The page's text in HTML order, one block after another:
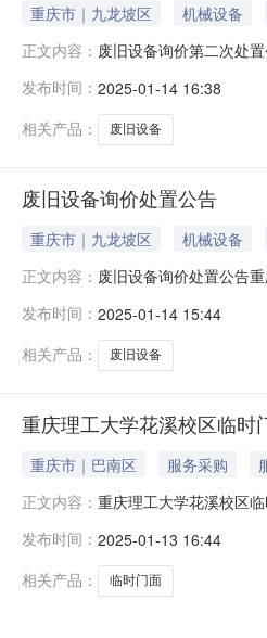
重庆市｜九龙坡区 机械设备
正文内容： 废旧设备询价第二次处
见附件3,000.00(元)1(件
发布时间： 2025-01-14 16:38
相关产品：
废旧设备
废旧设备询价处置公告
重庆市｜九龙坡区 机械设备
正文内容： 废旧设备询价处置公告
3,000.00(元)1(件)￥
发布时间： 2025-01-14 15:44
相关产品：
废旧设备
重庆理工大学花溪校区临时
重庆市｜巴南区 服务采购
正文内容： 重庆理工大学花溪校区
描述租赁单价租赁面积
发布时间： 2025-01-13 16:44
相关产品：
临时门面